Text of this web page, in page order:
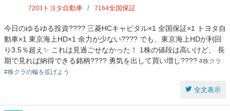
7203 トヨタ自動車 7164全国保証
今日のゆるゆる投資???? 三菱HCキャピタル×1 全国保証×1 トヨタ自
動車×1 東京海上HD×1 余力が少ない???? でも、東京海上HDが利回
り3.5％超え✨ これは見過ごせなかった！ 1株の値段は高いけど、 長
期で見れば納得できる銘柄???? 勇気を出して買い増し???? #株クラ
#株クラの輪を拡げよう
全文表示